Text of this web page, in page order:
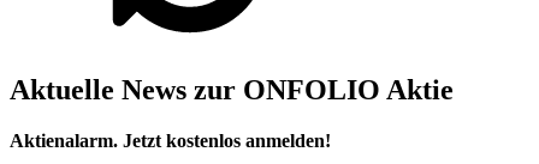
Aktuelle News zur ONFOLIO Aktie
Aktienalarm. Jetzt kostenlos anmelden!